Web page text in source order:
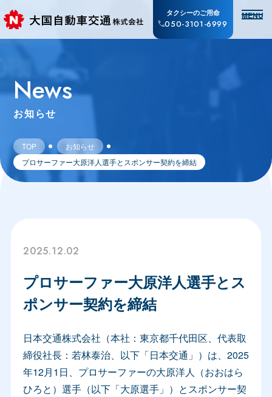
タクシーのご用命
050-3101-6999
MENU
News
お知らせ
TOP
お知らせ
プロサーファー大原洋人選手とスポンサー契約を締結
2025.12.02
プロサーファー大原洋人選手とス
ポンサー契約を締結
日本交通株式会社（本社：東京都千代田区、代表取
締役社長：若林泰治、以下「日本交通」）は、2025
年12月1日、プロサーファーの大原洋人（おおはら
ひろと）選手（以下「大原選手」）とスポンサー契